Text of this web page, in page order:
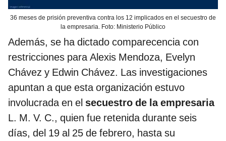
36 meses de prisión preventiva contra los 12 implicados en el secuestro de
la empresaria. Foto: Ministerio Público
Además, se ha dictado comparecencia con
restricciones para Alexis Mendoza, Evelyn
Chávez y Edwin Chávez. Las investigaciones
apuntan a que esta organización estuvo
involucrada en el secuestro de la empresaria
L. M. V. C., quien fue retenida durante seis
días, del 19 al 25 de febrero, hasta su